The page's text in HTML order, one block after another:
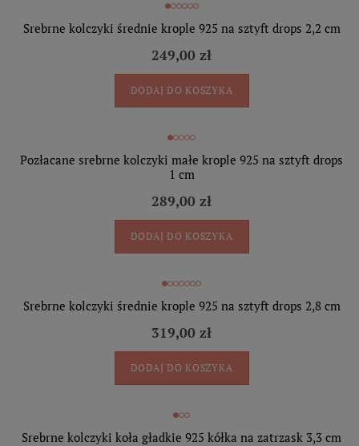
Srebrne kolczyki średnie krople 925 na sztyft drops 2,2 cm
249,00 zł
DODAJ DO KOSZYKA
Pozłacane srebrne kolczyki małe krople 925 na sztyft drops
1 cm
289,00 zł
DODAJ DO KOSZYKA
Srebrne kolczyki średnie krople 925 na sztyft drops 2,8 cm
319,00 zł
DODAJ DO KOSZYKA
Srebrne kolczyki koła gładkie 925 kółka na zatrzask 3,3 cm